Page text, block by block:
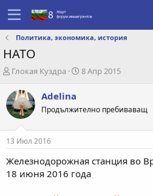
Политика, экономика, история
НАТО
А
т
о
р
е
м
ы
Глокая Куздра
Д
с
а
и
8 Апр 2015
Adelina
Продължително пребиваващ
13 Июл 2016
Железнодорожная станция во
18 июня 2016 года